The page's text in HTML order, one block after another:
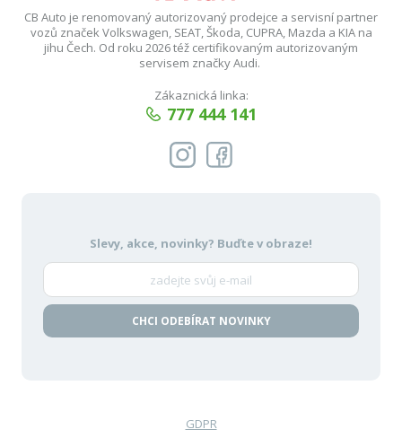
CB Auto je renomovaný autorizovaný prodejce a servisní partner
vozů značek Volkswagen, SEAT, Škoda, CUPRA, Mazda a KIA na
jihu Čech. Od roku 2026 též certifikovaným autorizovaným
servisem značky Audi.
Zákaznická linka:
777 444 141
Slevy, akce, novinky? Buďte v obraze!
CHCI ODEBÍRAT NOVINKY
GDPR